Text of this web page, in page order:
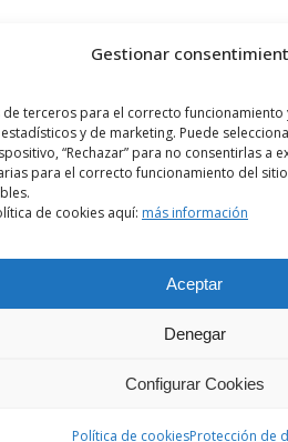
Gestionar
de terceros para el correcto
y de marketing. Puede
“Rechazar” para no consentirlas a
para el correcto funcionamiento del
de cookies aquí: más información
Aceptar
Denegar
Configurar Cookies
Política de cookiesProtección de